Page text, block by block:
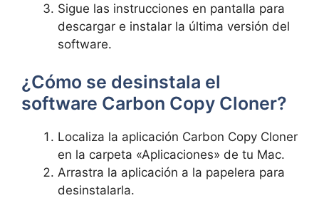
Sigue las instrucciones en pantalla para
descargar⁢ e instalar la última versión del
software.
¿Cómo se desinstala el
software Carbon Copy Cloner?
Localiza la​ aplicación Carbon Copy Cloner
en ‍la carpeta «Aplicaciones» de tu Mac.
Arrastra la aplicación a la papelera para
desinstalarla.